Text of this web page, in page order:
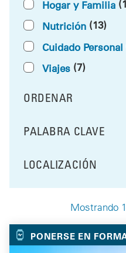
Mostrando
Hogar y Familia
Nutrición (13)
Cuidado Personal
Viajes (7)
ORDENAR
RESULTS BY
FILTRAR POR
PALABRA CLAVE
FILTRAR POR
LOCALIZACIÓN
Your Selected
PONERSE EN